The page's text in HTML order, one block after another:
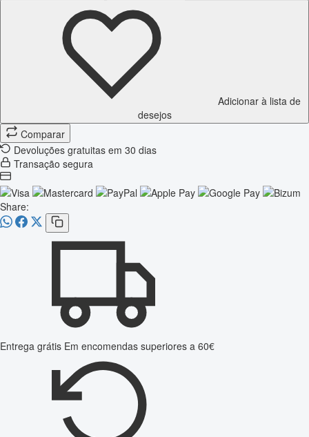
Adicionar à lista de
desejos
Comparar
Devoluções gratuitas em 30 dias
Transação segura
Share:
Entrega grátis Em encomendas superiores a 60€